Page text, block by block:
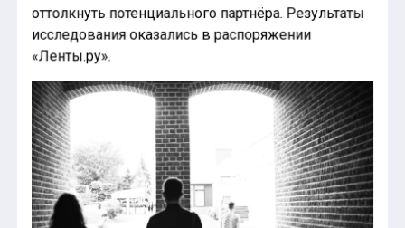
оттолкнуть потенциального партнёра. Результаты
исследования оказались в распоряжении
«Ленты.ру».